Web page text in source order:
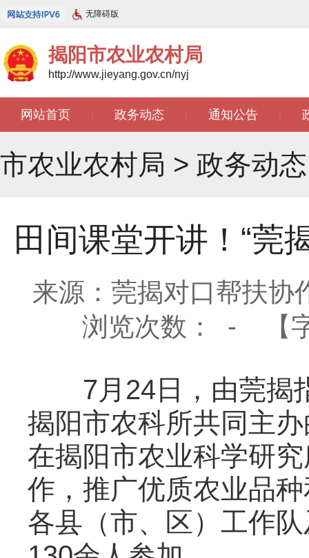
无障碍版
揭阳市农业农村局
http://www.jieyang.gov.cn/nyj
网站首页 政务动态 通知公告
市农业农村局 > 政务动态
田间课堂开讲！“莞
来源：莞揭对口帮扶协
浏览次数：
- 【
7月24日，由莞揭
揭阳市农科所共同主
在揭阳市农业科学研
作，推广优质农业品
各县（市、区）工作队